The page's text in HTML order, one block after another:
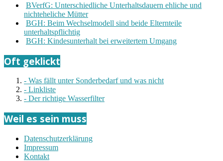
BVerfG: Unterschiedliche Unterhaltsdauern ehliche und
nichteheliche Mütter
BGH: Beim Wechselmodell sind beide Elternteile
unterhaltspflichtig
BGH: Kindesunterhalt bei erweitertem Umgang
Oft geklickt
- Was fällt unter Sonderbedarf und was nicht
- Linkliste
- Der richtige Wasserfilter
Weil es sein muss
Datenschutzerklärung
Impressum
Kontakt